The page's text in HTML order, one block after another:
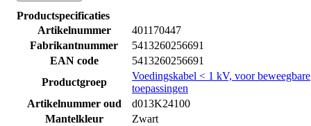
Productspecificaties
Artikelnummer
401170447
Fabrikantnummer
5413260256691
EAN code
5413260256691
Productgroep
Voedingskabel < 1 kV, voor beweegbare
toepassingen
Artikelnummer oud
d013K24100
Mantelkleur
Zwart